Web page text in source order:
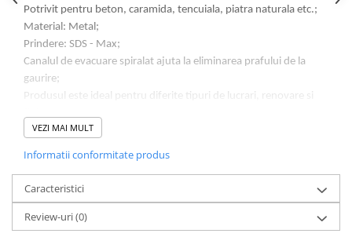
Lampi Gabarit LED
Lampi gabarit auto si remorci
Lampi gabarit cu brat auto si
remorci
Lampi interior, Plafoniere
Lampi LED auto dedicate
Lampi numar Inmatriculare
Lampi Stop, Semnalizare & Triple
Lampi Fata cu Bec & Semnalizare
Lampi Fata LED & Semnalizare
Lampi Spate cu Bec & Triple
Potrivit pentru beton, caramida, tencuiala, piatra naturala etc.;
Material: Metal;
Prindere: SDS - Max;
Canalul de evacuare spiralat ajuta la eliminarea prafului de la
gaurire;
Produsul este ideal pentru diferite tipuri de lucrari, renovare si
Pentru toate ciocanele rotopercutoare cu sistem de prindere SDS
- Max.
VEZI MAI MULT
Informatii conformitate produs
Caracteristici
Review-uri(0)